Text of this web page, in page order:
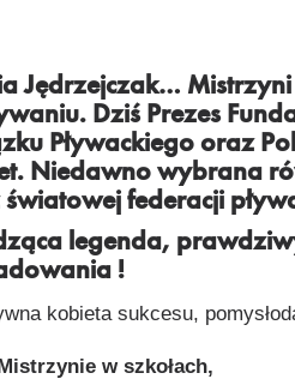
Jędrzejczak… Mistrzyni
Dziś Prezes
Pływackiego oraz
Niedawno wybrana
federacji
legenda,
!
kobieta sukcesu,
w szkołach,